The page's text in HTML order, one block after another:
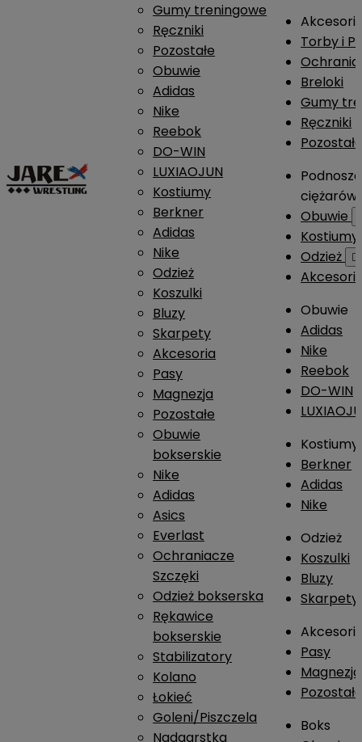
Gumy treningowe
Ręczniki
Pozostałe
Obuwie
Adidas
Nike
Reebok
DO-WIN
LUXIAOJUN
Kostiumy
Berkner
Adidas
Nike
Odzież
Koszulki
Bluzy
Skarpety
Akcesoria
Pasy
Magnezja
Pozostałe
Obuwie
bokserskie
Nike
Adidas
Asics
Everlast
Ochraniacze
Szczęki
Odzież bokserska
Rękawice
bokserskie
Stabilizatory
Kolano
Łokieć
Goleni/Piszczela
Nadgarstka
Torby i
Breloki
Gumy
Ręczniki
ciężarów
Obuwie
Kostiumy
Odzież

Obuwie
Adidas
Nike
Reebok
DO-WIN
Kostiumy
Berkner
Adidas
Nike
Odzież
Koszulki
Bluzy
Skarpety
Pasy
Magnezja
Boks